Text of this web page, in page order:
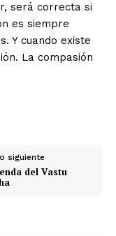
será correcta si
es siempre
Y cuando existe
La compasión
siguiente
del Vastu